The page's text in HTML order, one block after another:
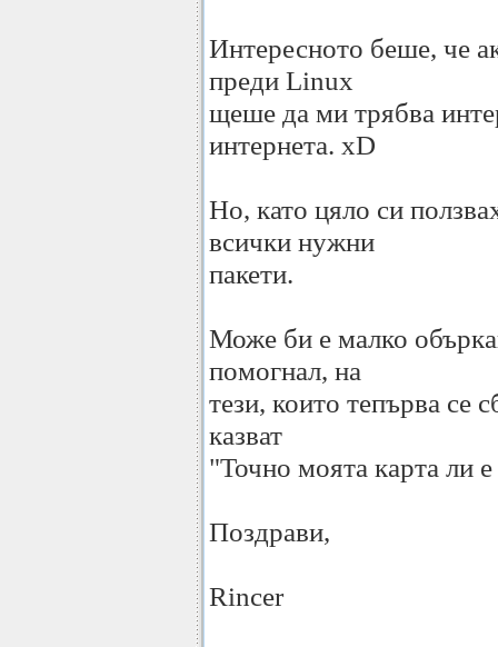
Интересното беше, че
преди Linux
щеше да ми трябва
интернета. xD
Но, като цяло си
всички нужни
пакети.
Може би е малко
помогнал, на
тези, които тепърва се
казват
"Точно моята карта ли е
Поздрави,
Rincer